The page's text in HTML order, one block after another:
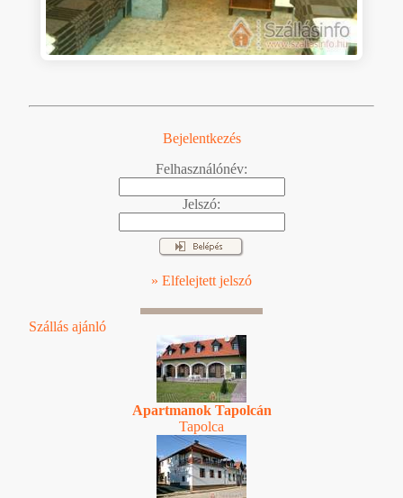
Bejelentkezés
Felhasználónév:
Jelszó:
» Elfelejtett jelszó
Szállás ajánló
Apartmanok Tapolcán
Tapolca